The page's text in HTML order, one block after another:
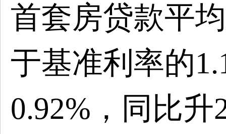
首套房贷款平
于基准利率的
0.92%，同比升